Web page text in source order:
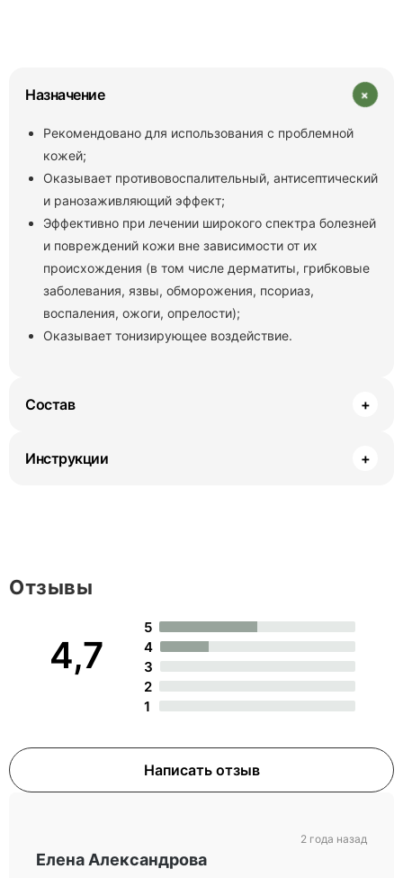
Назначение +
Рекомендовано для использования с проблемной
кожей;
Оказывает противовоспалительный, антисептический
и ранозаживляющий эффект;
Эффективно при лечении широкого спектра болезней
и повреждений кожи вне зависимости от их
происхождения (в том числе дерматиты, грибковые
заболевания, язвы, обморожения, псориаз,
воспаления, ожоги, опрелости);
Оказывает тонизирующее воздействие.
Состав +
Инструкции +
4,7
5
4
3
2
1
Написать отзыв
Отзывы
Елена Александрова
2 года назад